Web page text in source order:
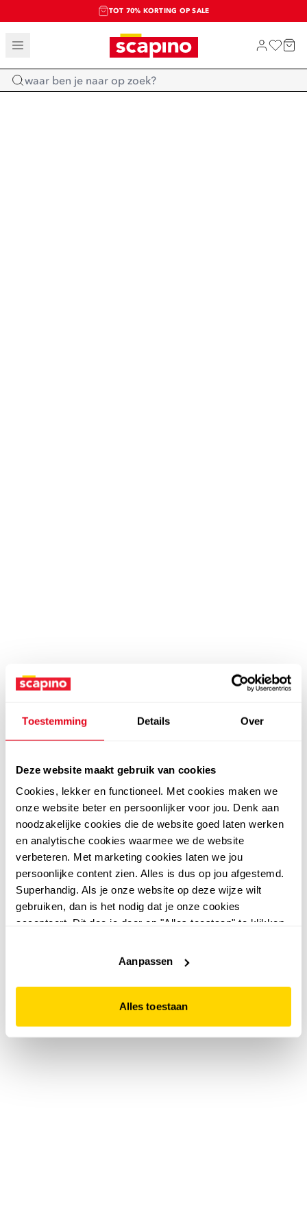
Toestemming Details Over
Deze website maakt gebruik van cookies
Cookies, lekker en functioneel. Met cookies maken we
onze website beter en persoonlijker voor jou. Denk aan
noodzakelijke cookies die de website goed laten werken
en analytische cookies waarmee we de website
verbeteren. Met marketing cookies laten we jou
persoonlijke content zien. Alles is dus op jou afgestemd.
Superhandig. Als je onze website op deze wijze wilt
gebruiken, dan is het nodig dat je onze cookies
accepteert. Dit doe je door op "Alles toestaan" te klikken.
website niet optimaal functioneert.
Aanpassen
Alles toestaan
TOT 70% KORTING OP SALE
SALE: LAATSTE KANS!
SHOP NIEUW
Home